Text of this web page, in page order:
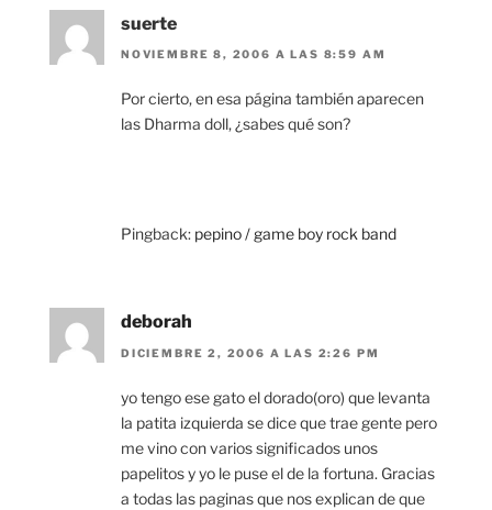
suerte
NOVIEMBRE 8, 2006 A LAS 8:59 AM
Por cierto, en esa página también aparecen
las Dharma doll, ¿sabes qué son?
Pingback: pepino / game boy rock band
deborah
DICIEMBRE 2, 2006 A LAS 2:26 PM
yo tengo ese gato el dorado(oro) que levanta
la patita izquierda se dice que trae gente pero
me vino con varios significados unos
papelitos y yo le puse el de la fortuna. Gracias
a todas las paginas que nos explican de que